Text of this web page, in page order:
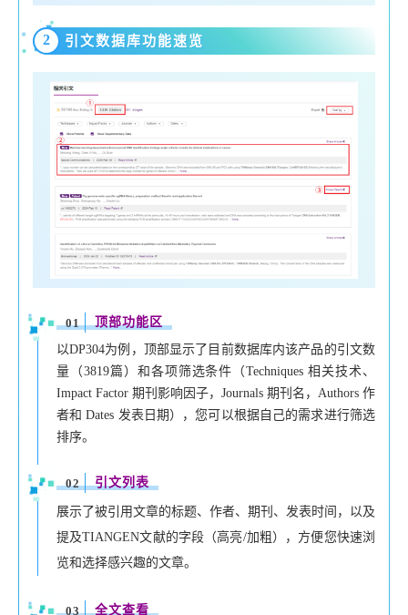
2 引文数据库功能速览
01
顶部功能区
以DP304为例，顶部显示了目前数据库内该产品的引文数
量（3819篇）和各项筛选条件（Techniques 相关技术、
Impact Factor 期刊影响因子，Journals 期刊名，Authors 作
者和 Dates 发表日期），您可以根据自己的需求进行筛选
排序。
02 引文列表
展示了被引用文章的标题、作者、期刊、发表时间，以及
提及TIANGEN文献的字段（高亮/加粗），方便您快速浏
览和选择感兴趣的文章。
03 全文查看